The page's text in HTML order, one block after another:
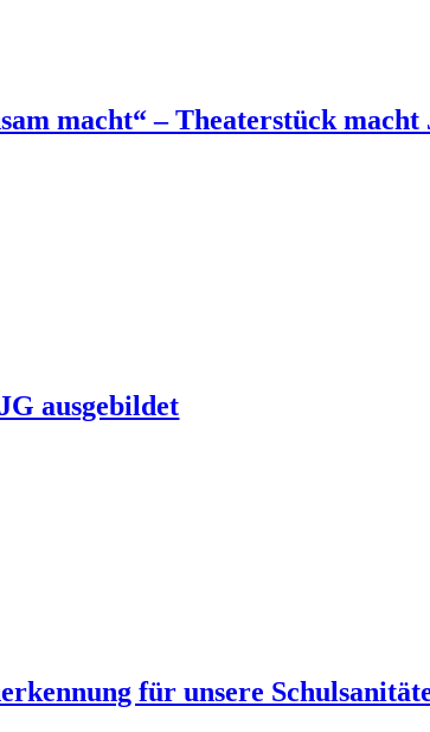
macht“ – Theaterstück
ausgebildet
für unsere